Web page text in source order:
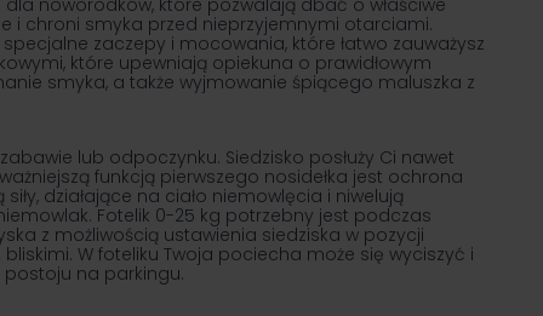
noworodków, które pozwalają dbać o właściwe
i chroni smyka przed nieprzyjemnymi otarciami.
zaczepy i mocowania, które łatwo zauważysz
które upewniają opiekuna o prawidłowym
smyka, a także wyjmowanie śpiącego maluszka z
lub odpoczynku. Siedzisko posłuży Ci nawet
funkcją pierwszego nosidełka jest ochrona
działające na ciało niemowlęcia i niwelują
Fotelik 0-25 kg potrzebny jest podczas
z możliwością ustawienia siedziska w pozycji
W foteliku Twoja pociecha może się wyciszyć i
na parkingu.